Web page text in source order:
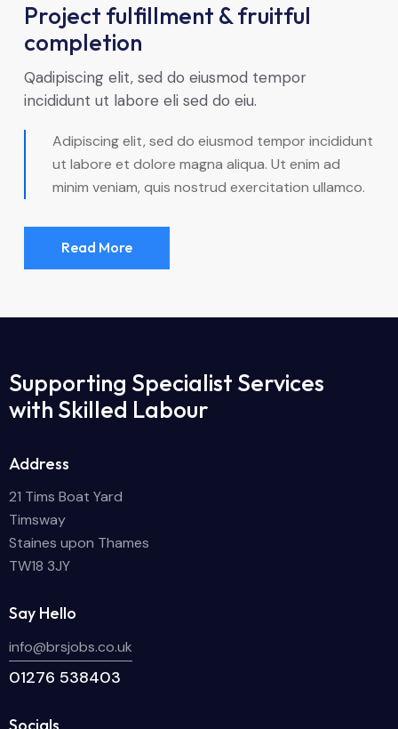
Project fulfillment & fruitful
completion
Qadipiscing elit, sed do eiusmod tempor
incididunt ut labore eli sed do eiu.
Adipiscing elit, sed do eiusmod tempor incididunt
ut labore et dolore magna aliqua. Ut enim ad
minim veniam, quis nostrud exercitation ullamco.
Read More
Supporting Specialist Services
with Skilled Labour
Address
21 Tims Boat Yard
Timsway
Staines upon Thames
TW18 3JY
Say Hello
info@brsjobs.co.uk
01276 538403
Socials